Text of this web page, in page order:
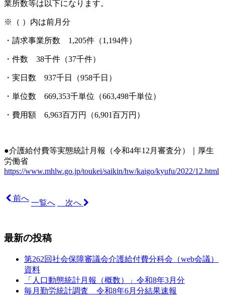
業所数等は以下になります。
※（ ）内は前月分
・請求事業所数 1,205件（1,194件）
・件数 38千件（37千件）
・実日数 937千日（958千日）
・単位数 669,353千単位（663,498千単位）
・費用額 6,963百万円（6,901百万円）
●介護給付費等実態統計月報（令和4年12月審査分）｜厚生
労働省
https://www.mhlw.go.jp/toukei/saikin/hw/kaigo/kyufu/2022/12.html
前へ
一覧へ 次へ
最新の投稿
第262回社会保障審議会介護給付費分科会（web会議）
資料
「人口動態統計月報（概数）」令和8年3月分
毎月勤労統計調査 令和8年6月分結果速報